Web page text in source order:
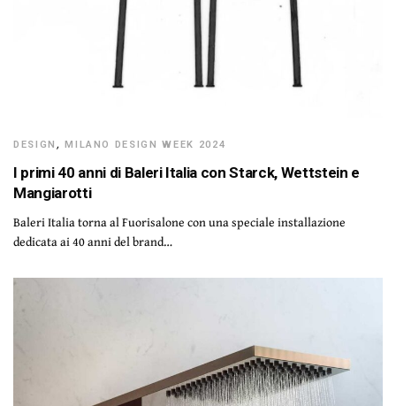
DESIGN ,MILANO DESIGN WEEK 2024
I primi 40 anni di Baleri Italia con Starck, Wettstein e
Mangiarotti
Baleri Italia torna al Fuorisalone con una speciale installazione
dedicata ai 40 anni del brand…